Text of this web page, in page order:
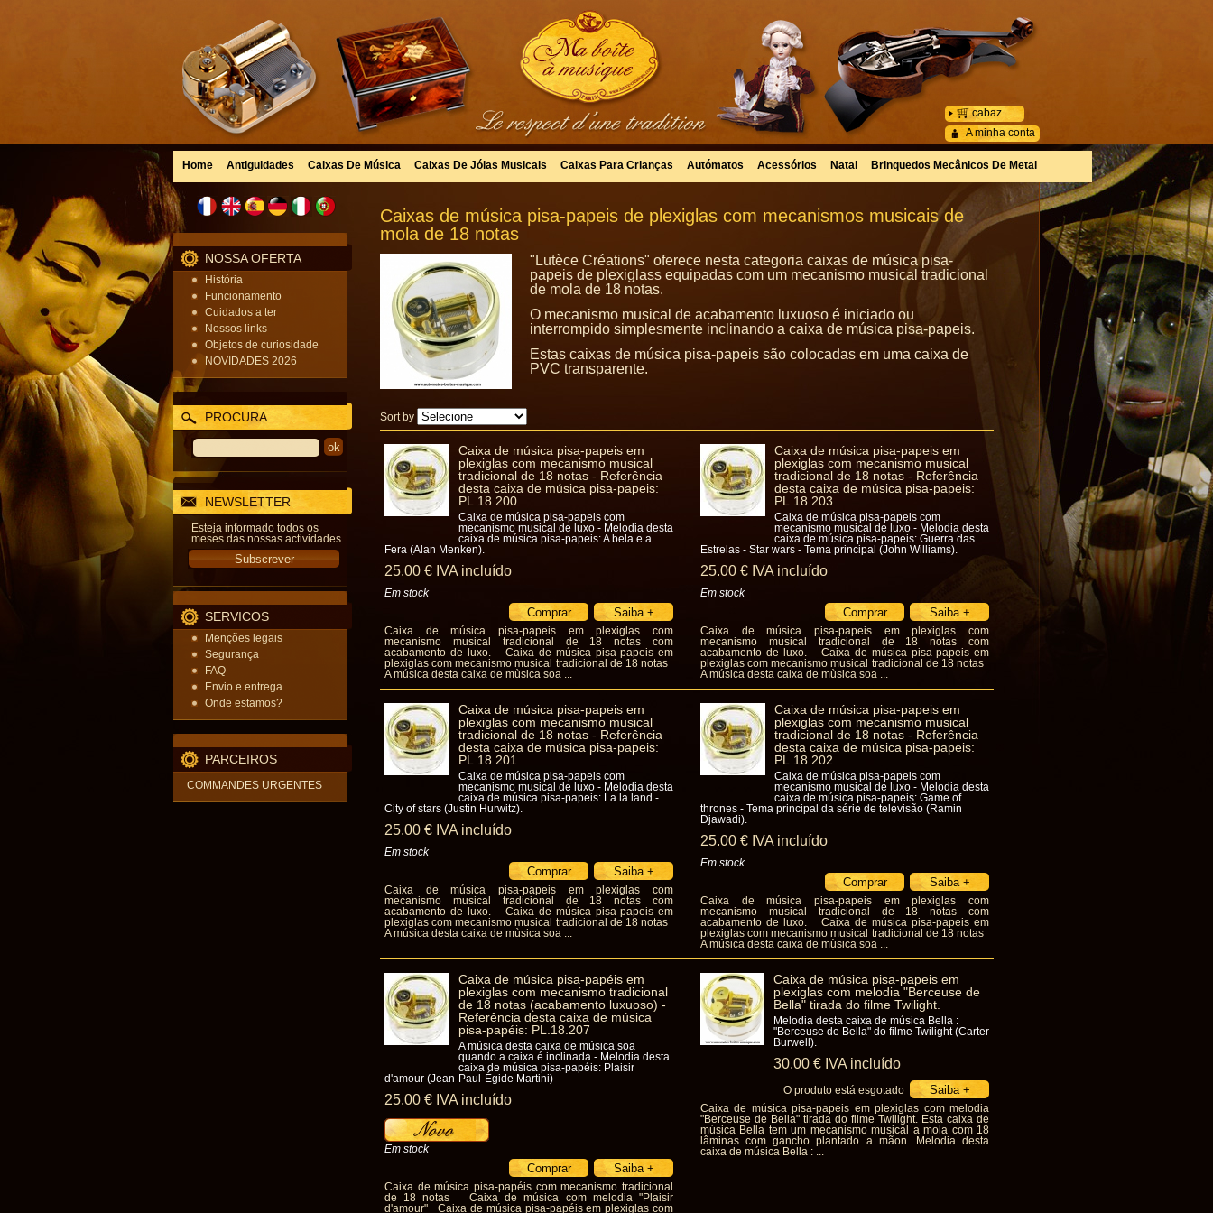
A minha conta
cabaz
Home Antiguidades Caixas De Música Caixas De Jóias Musicais Caixas Para Crianças Autómatos Acessórios Natal Brinquedos Mecânicos De Metal
NOSSA OFERTA
História
Funcionamento
Cuidados a ter
Nossos links
Objetos de curiosidade
NOVIDADES 2026
PROCURA
NEWSLETTER
Esteja informado todos os
meses das nossas actividades
SERVICOS
Menções legais
Segurança
FAQ
Envio e entrega
Onde estamos?
PARCEIROS
COMMANDES URGENTES
Caixas de música pisa-papeis de plexiglas com mecanismos musicais de
mola de 18 notas
"Lutèce Créations" oferece nesta categoria caixas de música pisa-
papeis de plexiglass equipadas com um mecanismo musical tradicional
de mola de 18 notas.
O mecanismo musical de acabamento luxuoso é iniciado ou
interrompido simplesmente inclinando a caixa de música pisa-papeis.
Estas caixas de música pisa-papeis são colocadas em uma caixa de
PVC transparente.
Sort by
Caixa de música pisa-papeis em
plexiglas com mecanismo musical
tradicional de 18 notas - Referência
desta caixa de música pisa-papeis:
PL.18.200
Caixa de música pisa-papeis com
mecanismo musical de luxo - Melodia desta
caixa de música pisa-papeis: A bela e a
Fera (Alan Menken).
25.00 € IVA incluído
Em stock
Caixa de música pisa-papeis em plexiglas com
mecanismo musical tradicional de 18 notas com
acabamento de luxo. Caixa de música pisa-papeis em
plexiglas com mecanismo musical tradicional de 18 notas
A música desta caixa de mùsica soa ...
Caixa de música pisa-papeis em
plexiglas com mecanismo musical
tradicional de 18 notas - Referência
desta caixa de música pisa-papeis:
PL.18.203
Caixa de música pisa-papeis com
mecanismo musical de luxo - Melodia desta
caixa de música pisa-papeis: Guerra das
Estrelas - Star wars - Tema principal (John Williams).
25.00 € IVA incluído
Em stock
Caixa de música pisa-papeis em plexiglas com
mecanismo musical tradicional de 18 notas com
acabamento de luxo. Caixa de música pisa-papeis em
plexiglas com mecanismo musical tradicional de 18 notas
A música desta caixa de mùsica soa ...
Caixa de música pisa-papeis em
plexiglas com mecanismo musical
tradicional de 18 notas - Referência
desta caixa de música pisa-papeis:
PL.18.201
Caixa de música pisa-papeis com
mecanismo musical de luxo - Melodia desta
caixa de música pisa-papeis: La la land -
City of stars (Justin Hurwitz).
25.00 € IVA incluído
Em stock
Caixa de música pisa-papeis em plexiglas com
mecanismo musical tradicional de 18 notas com
acabamento de luxo. Caixa de música pisa-papeis em
plexiglas com mecanismo musical tradicional de 18 notas
A música desta caixa de mùsica soa ...
Caixa de música pisa-papeis em
plexiglas com mecanismo musical
tradicional de 18 notas - Referência
desta caixa de música pisa-papeis:
PL.18.202
Caixa de música pisa-papeis com
mecanismo musical de luxo - Melodia desta
caixa de música pisa-papeis: Game of
thrones - Tema principal da série de televisão (Ramin
Djawadi).
25.00 € IVA incluído
Em stock
Caixa de música pisa-papeis em plexiglas com
mecanismo musical tradicional de 18 notas com
acabamento de luxo. Caixa de música pisa-papeis em
plexiglas com mecanismo musical tradicional de 18 notas
A música desta caixa de mùsica soa ...
Caixa de música pisa-papéis em
plexiglas com mecanismo tradicional
de 18 notas (acabamento luxuoso) -
Referência desta caixa de música
pisa-papéis: PL.18.207
A música desta caixa de música soa
quando a caixa é inclinada - Melodia desta
caixa de música pisa-papéis: Plaisir
d'amour (Jean-Paul-Égide Martini)
25.00 € IVA incluído
Em stock
Caixa de música pisa-papéis com mecanismo tradicional
de 18 notas Caixa de música com melodia "Plaisir
d'amour" Caixa de música pisa-papéis em plexiglas com
Caixa de música pisa-papeis em
plexiglas com melodia "Berceuse de
Bella" tirada do filme Twilight.
Melodia desta caixa de música Bella :
"Berceuse de Bella" do filme Twilight (Carter
Burwell).
30.00 € IVA incluído
O produto está esgotado
Caixa de música pisa-papeis em plexiglas com melodia
"Berceuse de Bella" tirada do filme Twilight. Esta caixa de
música Bella tem um mecanismo musical a mola com 18
lâminas com gancho plantado a mãon. Melodia desta
caixa de música Bella : ...